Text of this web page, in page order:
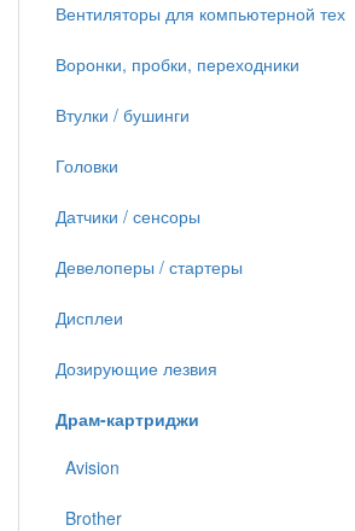
Вентиляторы для компьютерной тех
Воронки, пробки, переходники
Втулки / бушинги
Головки
Датчики / сенсоры
Девелоперы / стартеры
Дисплеи
Дозирующие лезвия
Драм-картриджи
Avision
Brother